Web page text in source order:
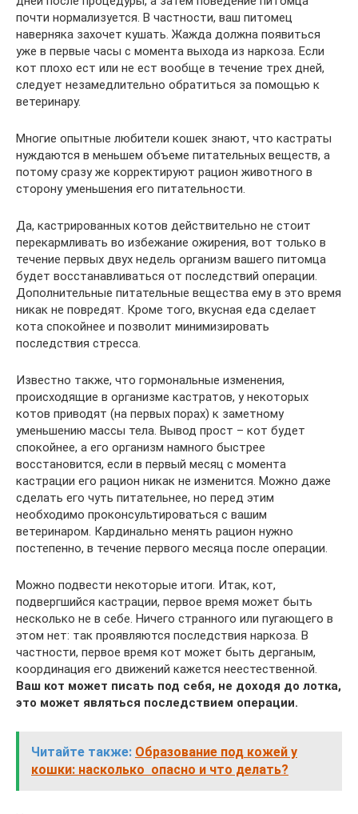
почти нормализуется. В частности, ваш питомец
наверняка захочет кушать. Жажда должна появиться
уже в первые часы с момента выхода из наркоза. Если
кот плохо ест или не ест вообще в течение трех дней,
следует незамедлительно обратиться за помощью к
ветеринару.
Многие опытные любители кошек знают, что кастраты
нуждаются в меньшем объеме питательных веществ, а
потому сразу же корректируют рацион животного в
сторону уменьшения его питательности.
Да, кастрированных котов действительно не стоит
перекармливать во избежание ожирения, вот только в
течение первых двух недель организм вашего питомца
будет восстанавливаться от последствий операции.
Дополнительные питательные вещества ему в это время
никак не повредят. Кроме того, вкусная еда сделает
кота спокойнее и позволит минимизировать
последствия стресса.
Известно также, что гормональные изменения,
происходящие в организме кастратов, у некоторых
котов приводят (на первых порах) к заметному
уменьшению массы тела. Вывод прост – кот будет
спокойнее, а его организм намного быстрее
восстановится, если в первый месяц с момента
кастрации его рацион никак не изменится. Можно даже
сделать его чуть питательнее, но перед этим
необходимо проконсультироваться с вашим
ветеринаром. Кардинально менять рацион нужно
постепенно, в течение первого месяца после операции.
Можно подвести некоторые итоги. Итак, кот,
подвергшийся кастрации, первое время может быть
несколько не в себе. Ничего странного или пугающего в
этом нет: так проявляются последствия наркоза. В
частности, первое время кот может быть дерганым,
координация его движений кажется неестественной.
Ваш кот может писать под себя, не доходя до лотка,
это может являться последствием операции.
Читайте также: Образование‌ ‌под‌ ‌кожей‌ ‌у‌
‌кошки:‌ ‌насколько‌ ‌ опасно‌ ‌и‌ ‌что‌ ‌делать?‌